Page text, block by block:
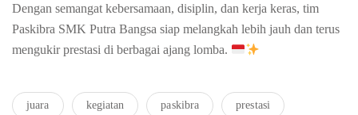
Dengan semangat kebersamaan, disiplin, dan kerja keras, tim
Paskibra SMK Putra Bangsa siap melangkah lebih jauh dan terus
mengukir prestasi di berbagai ajang lomba.
juara kegiatan paskibra prestasi